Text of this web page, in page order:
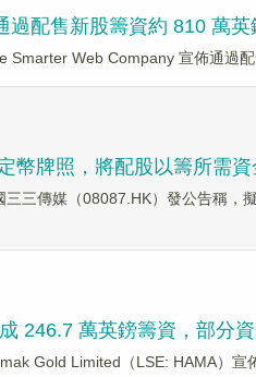
過配售新股籌資約 810 萬英
Smarter Web Company 宣佈通過
幣牌照，將配股以籌所需資
三傳媒（08087.HK）發公告稱，
246.7 萬英鎊籌資，部分
Gold Limited（LSE: HAMA）宣